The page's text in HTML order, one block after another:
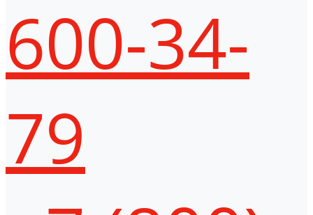
600-34-
79